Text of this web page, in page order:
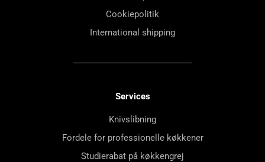
Cookiepolitik
International shipping
Services
Knivslibning
Fordele for professionelle køkkener
Studierabat på køkkengrej